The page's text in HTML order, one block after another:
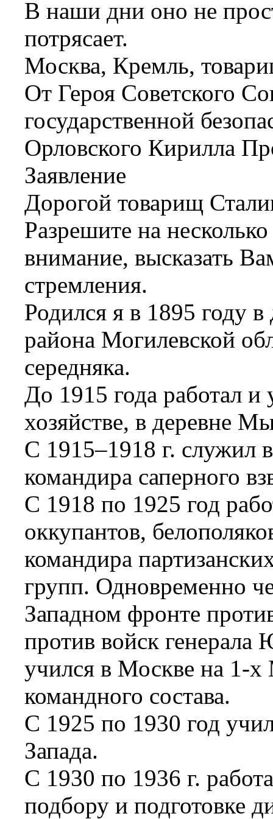
В наши дни оно не
потрясает.
Москва, Кремль,
От Героя Советского
государственной
Орловского Кирилла
Заявление
Дорогой товарищ
Разрешите на
внимание, высказать
стремления.
Родился я в 1895 году
района Могилевской
середняка.
До 1915 года работал и
хозяйстве, в деревне
С 1915–1918 г. служил
командира саперного
С 1918 по 1925 год
оккупантов,
командира
групп. Одновременно
Западном фронте
против войск
учился в Москве на 1-х
командного состава.
С 1925 по 1930 год
Запада.
С 1930 по 1936 г.
подбору и подготовке